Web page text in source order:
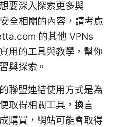
要深入探索更多與
全相關的內容，請考慮
的其他 VPNs
用的工具與教學，幫你
與探索。
聯盟連結使用方式是為
取得相關工具，換言
購買，網站可能會取得